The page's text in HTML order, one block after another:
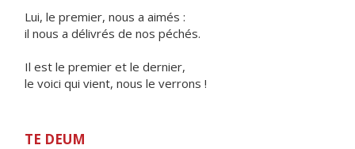
Lui, le premier, nous a aimés :
il nous a délivrés de nos péchés.
Il est le premier et le dernier,
le voici qui vient, nous le verrons !
TE DEUM